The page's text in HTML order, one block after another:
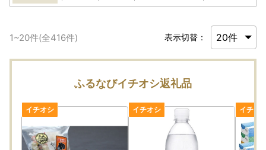
1~20件(全416件) 表示切替：
ふるなびイチオシ返礼品